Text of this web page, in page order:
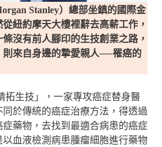
Stanley）總部坐鎮的國際金
紐約摩天大樓裡辭去高薪工作，
沒有前人腳印的生技創業之路，
則來自身邊的摯愛親人──罹癌的
拓生技」，一家專攻癌症替身醫
於傳統的癌症治療方法，得透過
藥物，去找到最適合病患的癌症
血液檢測病患腫瘤細胞進行藥物